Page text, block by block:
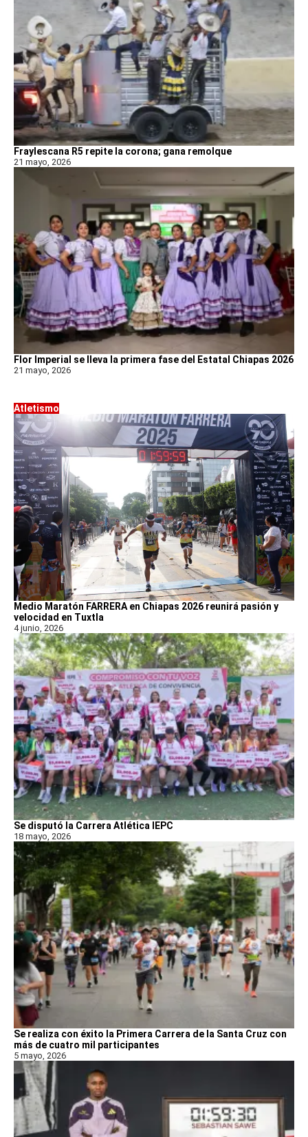
Fraylescana R5 repite la corona; gana remolque
21 mayo, 2026
Flor Imperial se lleva la primera fase del Estatal Chiapas 2026
21 mayo, 2026
Atletismo
Medio Maratón FARRERA en Chiapas 2026 reunirá pasión y
velocidad en Tuxtla
4 junio, 2026
Se disputó la Carrera Atlética IEPC
18 mayo, 2026
Se realiza con éxito la Primera Carrera de la Santa Cruz con
más de cuatro mil participantes
5 mayo, 2026